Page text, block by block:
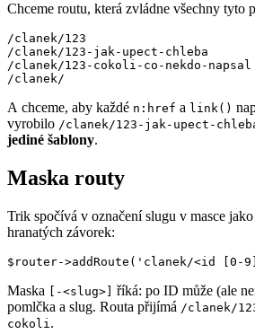
Chceme routu, která zvládne všechny tyto
/clanek/123
/clanek/123-jak-upect-chleba
/clanek/123-cokoli-co-nekdo-
A chceme, aby každé n:href a link()
vyrobilo /clanek/123-jak-upect-
jediné šablony.
Maska routy
Trik spočívá v označení slugu v masce jako
hranatých závorek:
Maska [-<slug>]
říká: po ID může (ale
pomlčka a slug. Routa přijímá /clanek/
cokoli.